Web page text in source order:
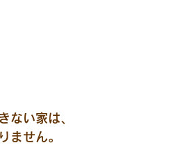
ない家は、
ません。